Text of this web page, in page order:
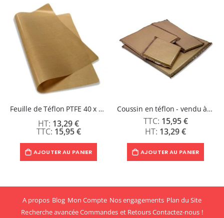
Feuille de Téflon PTFE 40 x 50cm
15,95 €
13,29 €
AJOUTER AU PANIER
Coussin en téflon - vendu à l'unité
15,95 €
13,29 €
AJOUTER AU PANIER
A propos Blog Mon Compte Nos engagements Plan du Site
Recherche avancéeCommandes et RetoursContactez-nous !